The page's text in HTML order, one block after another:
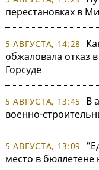
перестановках в
5 АВГУСТА, 14:28
обжаловала отказ
Горсуде
5 АВГУСТА, 13:45
В
военно-
5 АВГУСТА, 13:09
место в бюллетене